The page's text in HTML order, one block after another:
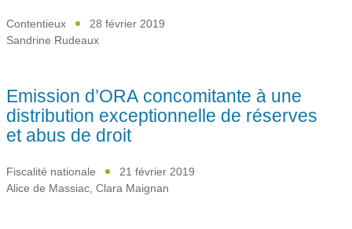
Contentieux
28 février 2019
Sandrine Rudeaux
Emission d’ORA concomitante à une
distribution exceptionnelle de réserves
et abus de droit
Fiscalité nationale
21 février 2019
Alice de Massiac, Clara Maignan